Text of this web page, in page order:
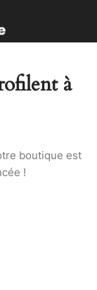
à
boutique est
!